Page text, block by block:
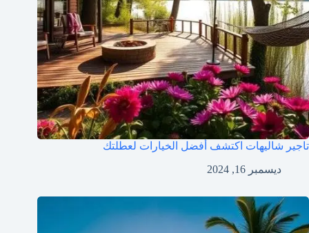
تاجير شاليهات اكتشف أفضل الخيارات لعطلتك
ديسمبر 16, 2024